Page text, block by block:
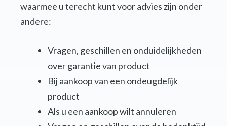
waarmee u terecht kunt voor advies zijn onder
andere:
Vragen, geschillen en onduidelijkheden
over garantie van product
Bij aankoop van een ondeugdelijk
product
Als u een aankoop wilt annuleren